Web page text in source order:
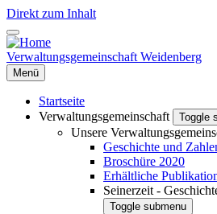
Direkt zum Inhalt
Verwaltungsgemeinschaft Weidenberg
Menü
Startseite
Verwaltungsgemeinschaft
Toggle
Unsere
Geschichte und
Broschüre 2020
Erhältliche
Seinerzeit -
Toggle submenu